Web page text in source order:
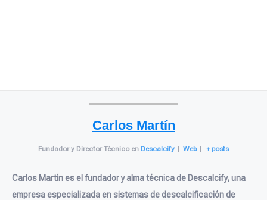
Carlos Martín
Fundador y Director Técnico en Descalcify | Web | + posts
Carlos Martín es el fundador y alma técnica de Descalcify, una
empresa especializada en sistemas de descalcificación de